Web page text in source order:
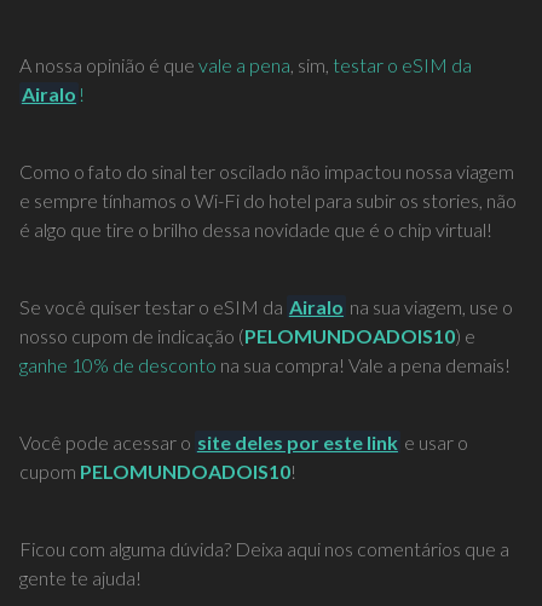
A nossa opinião é que vale a pena, sim, testar o eSIM da
Airalo !
Como o fato do sinal ter oscilado não impactou nossa viagem
e sempre tínhamos o Wi-Fi do hotel para subir os stories, não
é algo que tire o brilho dessa novidade que é o chip virtual!
Se você quiser testar o eSIM da Airalo na sua viagem, use o
nosso cupom de indicação (PELOMUNDOADOIS10) e
ganhe 10% de desconto na sua compra! Vale a pena demais!
Você pode acessar o site deles por este link e usar o
cupom PELOMUNDOADOIS10!
Ficou com alguma dúvida? Deixa aqui nos comentários que a
gente te ajuda!